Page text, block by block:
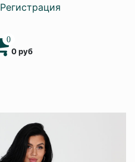
Регистрация
0
0 руб